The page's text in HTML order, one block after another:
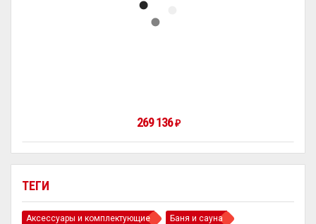
ТЕГИ
Аксессуары и комплектующие
Баня и сауна
269 136₽